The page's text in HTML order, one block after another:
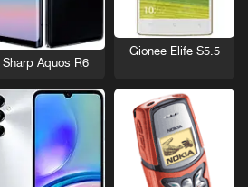
Gionee Elife S5.5
Sharp Aquos R6